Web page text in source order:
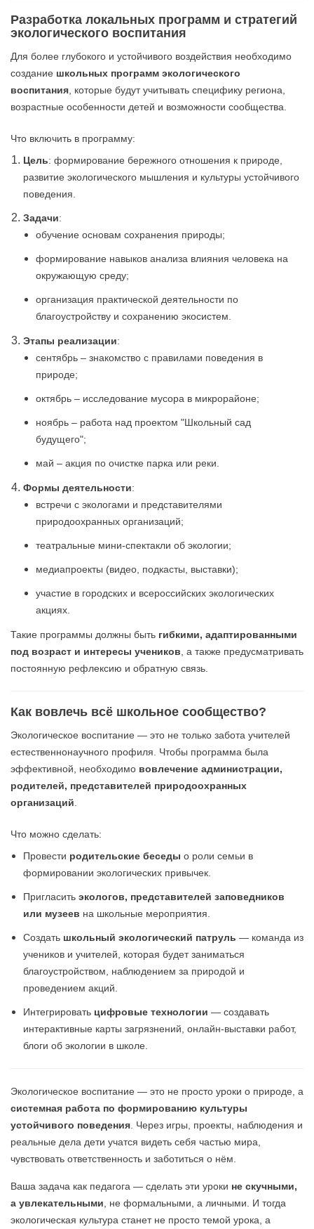
Разработка локальных программ и стратегий
экологического воспитания
Для более глубокого и устойчивого воздействия необходимо
создание школьных программ экологического
воспитания , которые будут учитывать специфику региона,
возрастные особенности детей и возможности сообщества.
Что включить в программу:
Цель: формирование бережного отношения к природе,
развитие экологического мышления и культуры устойчивого
поведения.
Задачи:
обучение основам сохранения природы;
формирование навыков анализа влияния человека на
окружающую среду;
организация практической деятельности по
благоустройству и сохранению экосистем.
Этапы реализации:
сентябрь – знакомство с правилами поведения в
природе;
октябрь – исследование мусора в микрорайоне;
ноябрь – работа над проектом "Школьный сад
будущего";
май – акция по очистке парка или реки.
Формы деятельности:
встречи с экологами и представителями
природоохранных организаций;
театральные мини-спектакли об экологии;
медиапроекты (видео, подкасты, выставки);
участие в городских и всероссийских экологических
акциях.
Такие программы должны быть гибкими, адаптированными
под возраст и интересы учеников , а также предусматривать
постоянную рефлексию и обратную связь.
Как вовлечь всё школьное сообщество?
Экологическое воспитание — это не только забота учителей
естественнонаучного профиля. Чтобы программа была
эффективной, необходимо вовлечение администрации,
родителей, представителей природоохранных
организаций
Что можно сделать:
Провести родительские беседы о роли семьи в
формировании экологических привычек.
Пригласить экологов, представителей заповедников
или музеев на школьные мероприятия.
Создать школьный экологический патруль — команда из
учеников и учителей, которая будет заниматься
благоустройством, наблюдением за природой и
проведением акций.
Интегрировать цифровые технологии — создавать
интерактивные карты загрязнений, онлайн-выставки работ,
блоги об экологии в школе.
Экологическое воспитание — это не просто уроки о природе, а
системная работа по формированию культуры
устойчивого поведения . Через игры, проекты, наблюдения и
реальные дела дети учатся видеть себя частью мира,
чувствовать ответственность и заботиться о нём.
Ваша задача как педагога — сделать эти уроки не скучными,
а увлекательными , не формальными, а личными. И тогда
экологическая культура станет не просто темой урока, а